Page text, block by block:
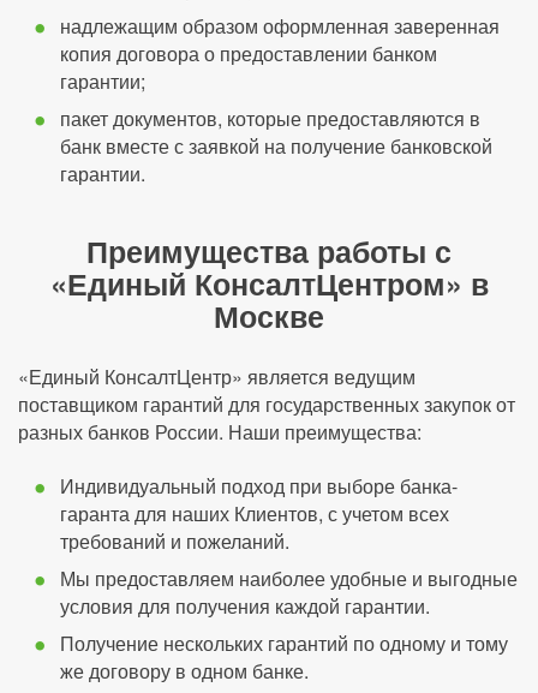
надлежащим образом оформленная заверенная
копия договора о предоставлении банком
гарантии;
пакет документов, которые предоставляются в
банк вместе с заявкой на получение банковской
гарантии.
Преимущества работы с
«Единый КонсалтЦентром» в
Москве
«Единый КонсалтЦентр» является ведущим
поставщиком гарантий для государственных закупок от
разных банков России. Наши преимущества:
Индивидуальный подход при выборе банка-
гаранта для наших Клиентов, с учетом всех
требований и пожеланий.
Мы предоставляем наиболее удобные и выгодные
условия для получения каждой гарантии.
Получение нескольких гарантий по одному и тому
же договору в одном банке.